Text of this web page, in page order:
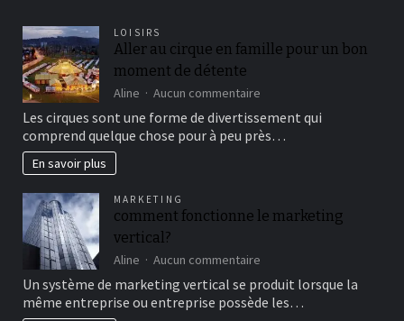
LOISIRS
Aller au cirque en famille pour un bon
moment de détente
Aline Aucun commentaire
au
cirque
bon
Les cirques sont une forme de divertissement qui
comprend quelque chose pour à peu près…
En savoir plus
MARKETING
comment fonctionne le marketing
vertical?
Aline Aucun commentaire
fonctionne
le
Un système de marketing vertical se produit lorsque la
même entreprise ou entreprise possède les…